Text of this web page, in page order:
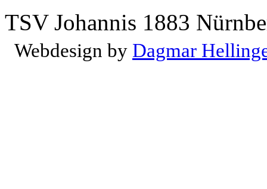
TSV Johannis 1883
Webdesign by Dagmar